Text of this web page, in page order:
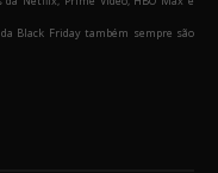
Black Friday também sempre são